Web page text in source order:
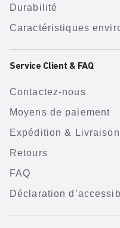
Durabilité
Caractéristiques
Service Client & FAQ
Contactez-nous
Moyens de paiement
Expédition & Livraison
Retours
FAQ
Déclaration